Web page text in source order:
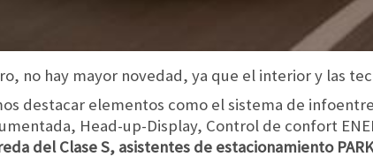
no hay mayor novedad, ya que el interior y las
destacar elementos como el sistema de
Head-up-Display, Control de confort
del Clase S, asistentes de estacionamiento